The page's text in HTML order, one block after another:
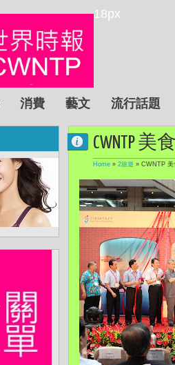
18px
消費 藝文 流行話題
CWNTP
Home » 2旅遊 » CWNTP 美